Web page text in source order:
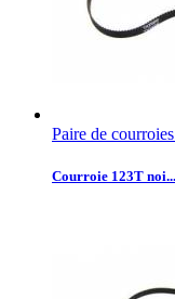
Paire de
Courroie 123T noi...